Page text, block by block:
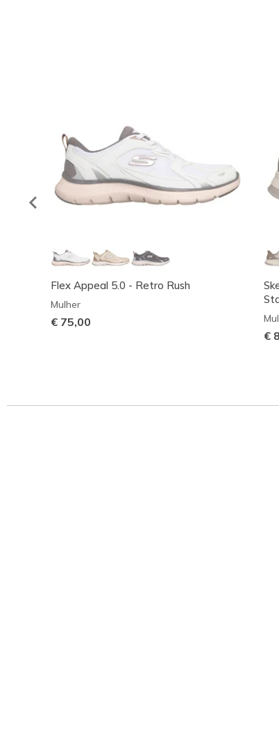
Flex Appeal 5.0 - Retro Rush
Mulher
€ 75,00
€